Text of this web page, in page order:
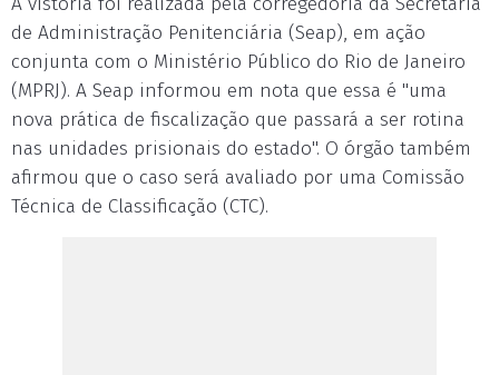
de Administração Penitenciária (Seap), em ação
conjunta com o Ministério Público do Rio de Janeiro
(MPRJ). A Seap informou em nota que essa é "uma
nova prática de fiscalização que passará a ser rotina
nas unidades prisionais do estado". O órgão também
afirmou que o caso será avaliado por uma Comissão
Técnica de Classificação (CTC).